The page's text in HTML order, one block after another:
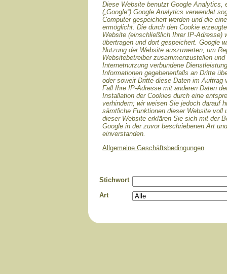
Diese Website benutzt Google Analytics,
(„Google“) Google Analytics verwendet
Computer gespeichert werden und die
ermöglicht. Die durch den Cookie
Website (einschließlich Ihrer IP-Adresse)
übertragen und dort gespeichert. Google
Nutzung der Website auszuwerten, um
Websitebetreiber zusammenzustellen
Internetnutzung verbundene
Informationen gegebenenfalls an Dritte
oder soweit Dritte diese Daten im Auftrag
Fall Ihre IP-Adresse mit anderen Daten
Installation der Cookies durch eine
verhindern; wir weisen Sie jedoch darauf
sämtliche Funktionen dieser Website voll
dieser Website erklären Sie sich mit der
Google in der zuvor beschriebenen Art
einverstanden.
Allgemeine Geschäftsbedingungen
Stichwort
Art